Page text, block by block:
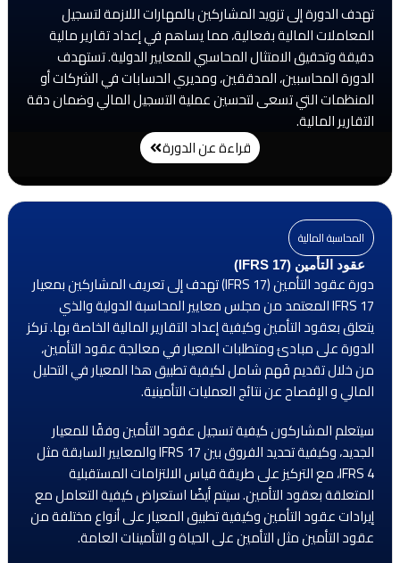
تهدف الدورة إلى تزويد المشاركين بالمهارات اللازمة لتسجيل
المعاملات المالية بفعالية، مما يساهم في إعداد تقارير مالية
دقيقة وتحقيق الامتثال المحاسبي للمعايير الدولية. تستهدف
الدورة المحاسبين، المدققين، ومديري الحسابات في الشركات أو
المنظمات التي تسعى لتحسين عملية التسجيل المالي وضمان دقة
التقارير المالية.
قراءة عن الدورة
المحاسبة المالية
عقود التأمين (IFRS 17)
دورة عقود التأمين (IFRS 17) تهدف إلى تعريف المشاركين بمعيار
IFRS 17 المعتمد من مجلس معايير المحاسبة الدولية والذي
يتعلق بعقود التأمين وكيفية إعداد التقارير المالية الخاصة بها. تركز
الدورة على مبادئ ومتطلبات المعيار في معالجة عقود التأمين،
من خلال تقديم فَهم شامل لكيفية تطبيق هذا المعيار في التحليل
المالي و الإفصاح عن نتائج العمليات التأمينية.
سيتعلم المشاركون كيفية تسجيل عقود التأمين وفقًا للمعيار
الجديد، وكيفية تحديد الفروق بين IFRS 17 والمعايير السابقة مثل
IFRS 4، مع التركيز على طريقة قياس الالتزامات المستقبلية
المتعلقة بعقود التأمين. سيتم أيضًا استعراض كيفية التعامل مع
إيرادات عقود التأمين وكيفية تطبيق المعيار على أنواع مختلفة من
عقود التأمين مثل التأمين على الحياة و التأمينات العامة.